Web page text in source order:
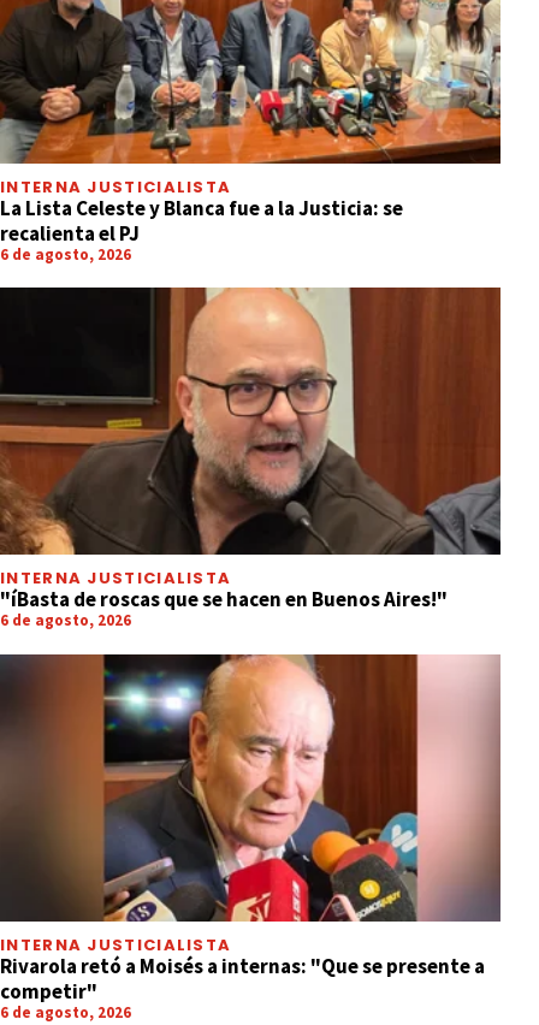
INTERNA JUSTICIALISTA
La Lista Celeste y Blanca fue a la Justicia: se
recalienta el PJ
6 de agosto, 2026
INTERNA JUSTICIALISTA
"íBasta de roscas que se hacen en Buenos Aires!"
6 de agosto, 2026
INTERNA JUSTICIALISTA
Rivarola retó a Moisés a internas: "Que se presente a
competir"
6 de agosto, 2026